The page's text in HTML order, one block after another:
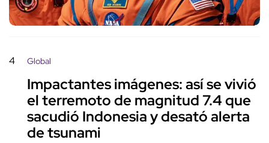
4 Global
Impactantes imágenes: así se vivió
el terremoto de magnitud 7.4 que
sacudió Indonesia y desató alerta
de tsunami